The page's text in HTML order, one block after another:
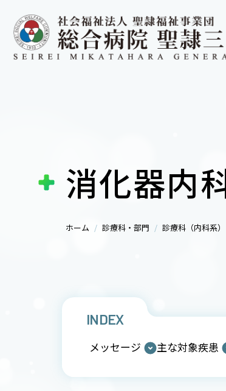
消化器内
ホーム 診療科・部門 診療科（内科系）
INDEX
メッセージ 主な対象疾患